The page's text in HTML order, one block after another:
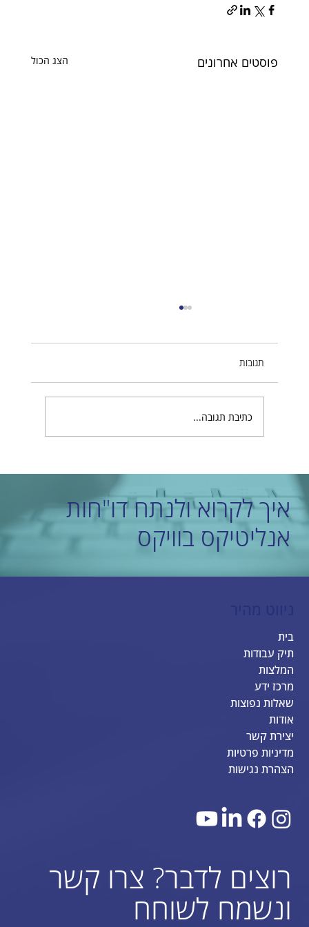
איך לקרוא ולנתח דו"חות
אנליטיקס בוויקס
פוסטים אחרונים הצג הכול
תגובות
כתיבת תגובה...
בית
תיק עבודות
המלצות
מרכז ידע
שאלות נפוצות
אודות
יצירת קשר
מדיניות פרטיות
הצהרת נגישות
רוצים לדבר? צרו קשר
ונשמח לשוחח